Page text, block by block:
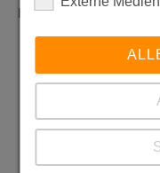
Lehren und Leben
durch
durch
durch den Kontakt
durch die